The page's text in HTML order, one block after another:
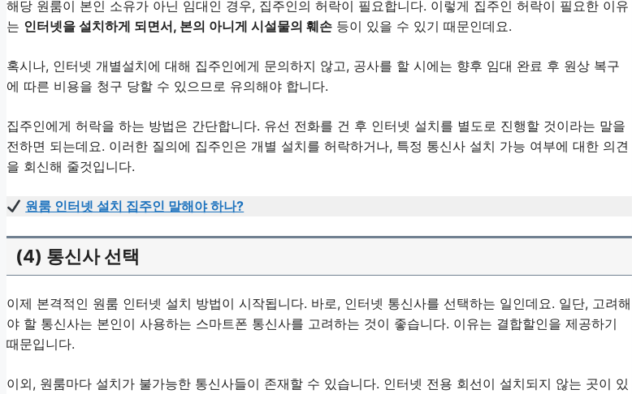
해당 원룸이 본인 소유가 아닌 임대인 경우, 집주인의 허락이 필요합니다. 이렇게 집주인 허락이 필요한 이유
는 인터넷을 설치하게 되면서, 본의 아니게 시설물의 훼손 등이 있을 수 있기 때문인데요.
혹시나, 인터넷 개별설치에 대해 집주인에게 문의하지 않고, 공사를 할 시에는 향후 임대 완료 후 원상 복구
에 따른 비용을 청구 당할 수 있으므로 유의해야 합니다.
집주인에게 허락을 하는 방법은 간단합니다. 유선 전화를 건 후 인터넷 설치를 별도로 진행할 것이라는 말을
전하면 되는데요. 이러한 질의에 집주인은 개별 설치를 허락하거나, 특정 통신사 설치 가능 여부에 대한 의견
을 회신해 줄것입니다.
원룸 인터넷 설치 집주인 말해야 하나?
(4) 통신사 선택
이제 본격적인 원룸 인터넷 설치 방법이 시작됩니다. 바로, 인터넷 통신사를 선택하는 일인데요. 일단, 고려해
야 할 통신사는 본인이 사용하는 스마트폰 통신사를 고려하는 것이 좋습니다. 이유는 결합할인을 제공하기
때문입니다.
이외, 원룸마다 설치가 불가능한 통신사들이 존재할 수 있습니다. 인터넷 전용 회선이 설치되지 않는 곳이 있